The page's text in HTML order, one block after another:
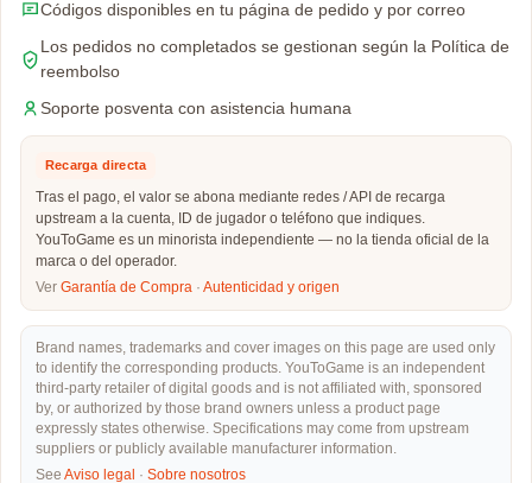
Códigos disponibles en tu página de pedido y por correo
Los pedidos no completados se gestionan según la Política de
reembolso
Soporte posventa con asistencia humana
Recarga directa
Tras el pago, el valor se abona mediante redes / API de recarga
upstream a la cuenta, ID de jugador o teléfono que indiques.
YouToGame es un minorista independiente — no la tienda oficial de la
marca o del operador.
Ver Garantía de Compra · Autenticidad y origen
Brand names, trademarks and cover images on this page are used only
to identify the corresponding products. YouToGame is an independent
third-party retailer of digital goods and is not affiliated with, sponsored
by, or authorized by those brand owners unless a product page
expressly states otherwise. Specifications may come from upstream
suppliers or publicly available manufacturer information.
See Aviso legal · Sobre nosotros